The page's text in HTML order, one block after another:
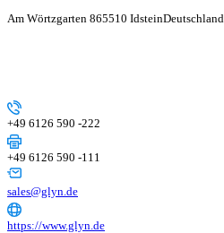
Am Wörtzgarten 865510 IdsteinDeutschland
+49 6126 590 -222
+49 6126 590 -111
sales@glyn.de
https://www.glyn.de